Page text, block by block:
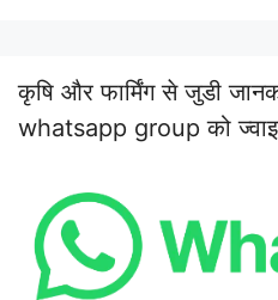
कृषि और फार्मिंग से जुडी
whatsapp group को